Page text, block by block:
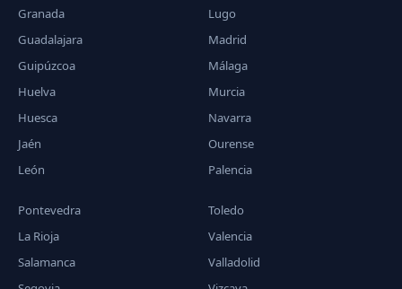
Granada
Guadalajara
Guipúzcoa
Huelva
Huesca
Jaén
León
Lugo
Madrid
Málaga
Murcia
Navarra
Ourense
Palencia
Pontevedra
La Rioja
Salamanca
Toledo
Valencia
Valladolid